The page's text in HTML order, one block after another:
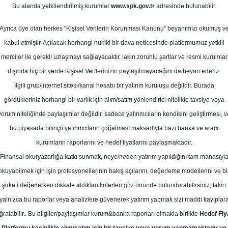
2026
Potansiyeli
Kurum Sayısı
7
4
Perşembe, 05 Mart 2026
OYAKC Hedef Fiyat
OYAKC için hedef fiyatını 36.5
tavsiyesini Endeks Üstü Getiri
Bu alanda yetkilendirilmiş kurumlar www.spk.gov.tradresinde bulunabilir.
Ayrıca üye olan herkes "Kişisel Verilerin Korunması Kanunu" beyanımızı okumuş ve
kabul etmiştir. Açılacak herhangi hukiki bir dava neticesinde platformumuz yetkili
merciler ile gerekli uzlaşmayı sağlayacaktır, lakin zorunlu şartlar ve resmi kurumlar
dışında hiç bir yerde Kişisel Verilerinizin paylaşılmayacağını da beyan ederiz.
İlgili grup/internet sitesi/kanal hesabı bir yatırım kuruluşu değildir. Burada
gördükleriniz herhangi bir varlık için alım/satım yönlendirici nitelikte tavsiye veya
niteliğinde paylaşımlar değildir, sadece yatırımcıların kendisini geliştirmesi,
bu piyasada bilinçli yatırımcıların çoğalması maksadıyla bazı banka ve aracı
kurumların raporlarını ve hedef fiyatlarını paylaşmaktadır.
Finansal okuryazarlığa katkı sunmak, neye/neden yatırım yapıldığını tam manasıyla
için işin profesyonellerinin bakış açılarını, değerleme modellerini ve
şirketi değerlerken dikkate aldıkları kriterleri göz önünde bulundurabilirsiniz, lakin
yalnızca bu raporlar veya analizlere güvenerek yatırım yapmak sizi maddi
Bu bilgiler/paylaşımlar kurum&banka raporları olmakla birlikte Hedef